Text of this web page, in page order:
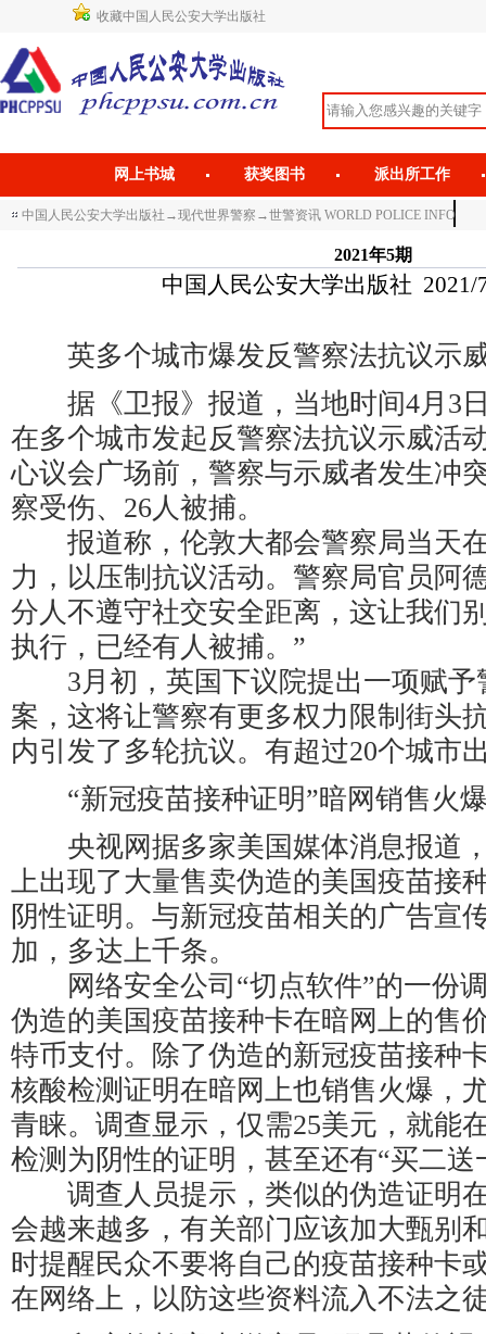
收藏中国人民公安大学出版社
网上书城 获奖图书 派出所工作
中国人民公安大学出版社 →现代世界警察 →世警资讯 WORLD POLICE INFO
2021年5期
中国人民公安大学出版社 2021/
英多个城市爆发反警察法抗议示
据《卫报》报道，当地时间4月3
在多个城市发起反警察法抗议示威活
心议会广场前，警察与示威者发生冲
察受伤、26人被捕。
报道称，伦敦大都会警察局当天
力，以压制抗议活动。警察局官员阿
分人不遵守社交安全距离，这让我们
执行，已经有人被捕。”
3月初，英国下议院提出一项赋予
案，这将让警察有更多权力限制街头
内引发了多轮抗议。有超过20个城市
“新冠疫苗接种证明”暗网销售火
央视网据多家美国媒体消息报道
上出现了大量售卖伪造的美国疫苗接
阴性证明。与新冠疫苗相关的广告宣
加，多达上千条。
网络安全公司“切点软件”的一份
伪造的美国疫苗接种卡在暗网上的售
特币支付。除了伪造的新冠疫苗接种
核酸检测证明在暗网上也销售火爆，
青睐。调查显示，仅需25美元，就能
检测为阴性的证明，甚至还有“买二送
调查人员提示，类似的伪造证明
会越来越多，有关部门应该加大甄别
时提醒民众不要将自己的疫苗接种卡
在网络上，以防这些资料流入不法之